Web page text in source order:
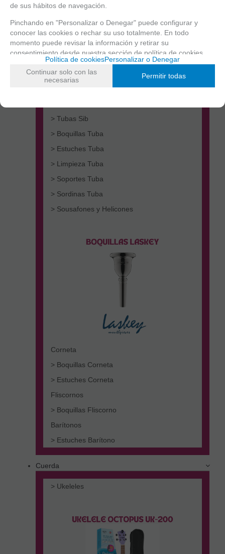
> Tubas Do
> Tubas Sib
> Boquillas Tuba
> Estuches Tuba
> Limpieza Tuba
> Soportes Tuba
> Sordinas Tuba
> Sousafones y Helicones
Corneta
> Boquillas Corneta
> Estuches Corneta
Fliscornos
> Boquillas Fliscorno
Barítonos
> Estuches Barítono
Cuerda
> Ukeleles
de sus hábitos de navegación.
Pinchando en "Personalizar o Denegar" puede configurar y
conocer las cookies o rechar su uso totalmente. En todo
momento puede revisar la información y retirar su
consentimiento desde nuestra sección de política de cookies.
Política de cookiesPersonalizar o Denegar
Continuar solo con las
necesarias
Permitir todas